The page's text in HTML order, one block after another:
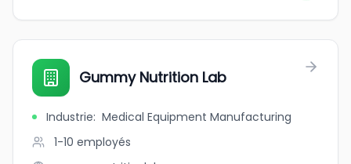
Gummy Nutrition Lab
Industrie: Medical Equipment Manufacturing
1-10 employés